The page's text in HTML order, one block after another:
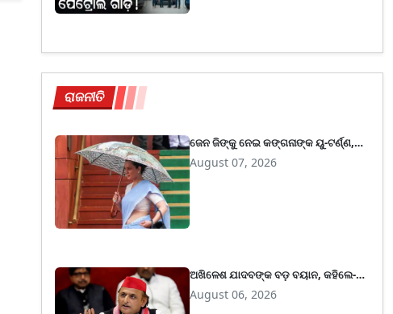
ରାଜନୀତି
ଜେନ ଜିଙ୍କୁ ନେଇ କଙ୍ଗନାଙ୍କ ୟୁ-ଟର୍ଣ୍ଣ,
କହିଲେ- ଆଜିର ଯୁବ ପିଢି ଆମର ଶକ୍ତି
August 07, 2026
ଅଖିଳେଶ ଯାଦବଙ୍କ ବଡ଼ ବୟାନ, କହିଲେ-
EVM ସମାଲୋଚନାରୁ ଧ୍ୟାନ ହଟାଇବାକୁ
ବିଜେପି ହାରିଛି ଦତିୟା ଓ ବାଙ୍କୀପୁର
August 06, 2026